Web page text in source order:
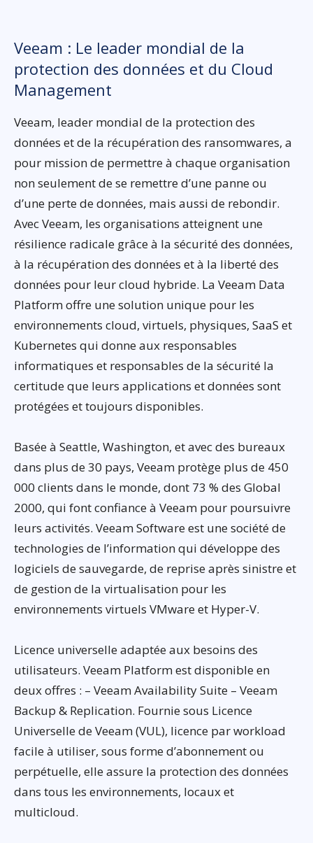
Veeam : Le leader mondial de la
protection des données et du Cloud
Management
Veeam, leader mondial de la protection des
données et de la récupération des ransomwares, a
pour mission de permettre à chaque organisation
non seulement de se remettre d’une panne ou
d’une perte de données, mais aussi de rebondir.
Avec Veeam, les organisations atteignent une
résilience radicale grâce à la sécurité des données,
à la récupération des données et à la liberté des
données pour leur cloud hybride. La Veeam Data
Platform offre une solution unique pour les
environnements cloud, virtuels, physiques, SaaS et
Kubernetes qui donne aux responsables
informatiques et responsables de la sécurité la
certitude que leurs applications et données sont
protégées et toujours disponibles.
Basée à Seattle, Washington, et avec des bureaux
dans plus de 30 pays, Veeam protège plus de 450
000 clients dans le monde, dont 73 % des Global
2000, qui font confiance à Veeam pour poursuivre
leurs activités. Veeam Software est une société de
technologies de l’information qui développe des
logiciels de sauvegarde, de reprise après sinistre et
de gestion de la virtualisation pour les
environnements virtuels VMware et Hyper-V.
Licence universelle adaptée aux besoins des
utilisateurs. Veeam Platform est disponible en
deux offres : – Veeam Availability Suite – Veeam
Backup & Replication. Fournie sous Licence
Universelle de Veeam (VUL), licence par workload
facile à utiliser, sous forme d’abonnement ou
perpétuelle, elle assure la protection des données
dans tous les environnements, locaux et
multicloud.